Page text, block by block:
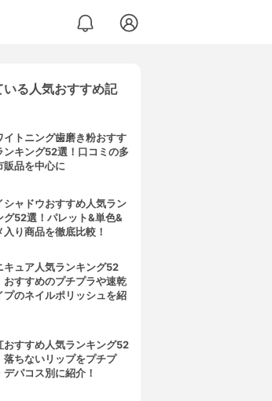
いる人気おすすめ記
イトニング歯磨き粉おすす
ンキング52選！口コミの多
販品を中心に
シャドウおすすめ人気ラン
グ52選！パレット&単色&
入り商品を徹底比較！
キュア人気ランキング52
おすすめのプチプラや速乾
プのネイルポリッシュを紹
おすすめ人気ランキング52
落ちないリップをプチプ
デパコス別に紹介！